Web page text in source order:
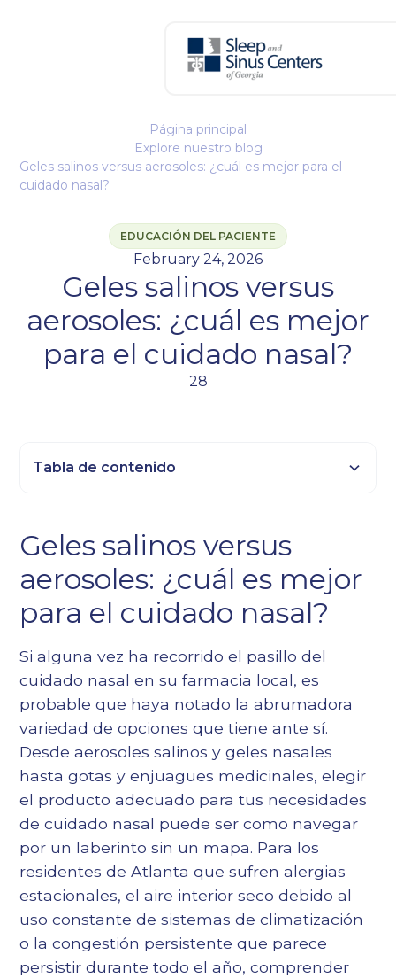
Página principal
Explore nuestro blog
Geles salinos versus aerosoles: ¿cuál es mejor para el
cuidado nasal?
EDUCACIÓN DEL PACIENTE
February 24, 2026
Geles salinos versus
aerosoles: ¿cuál es mejor
para el cuidado nasal?
28
Geles salinos versus
aerosoles: ¿cuál es mejor
para el cuidado nasal?
Si alguna vez ha recorrido el pasillo del
cuidado nasal en su farmacia local, es
probable que haya notado la abrumadora
variedad de opciones que tiene ante sí.
Desde aerosoles salinos y geles nasales
hasta gotas y enjuagues medicinales, elegir
el producto adecuado para tus necesidades
de cuidado nasal puede ser como navegar
por un laberinto sin un mapa. Para los
residentes de Atlanta que sufren alergias
estacionales, el aire interior seco debido al
uso constante de sistemas de climatización
o la congestión persistente que parece
persistir durante todo el año, comprender
Tabla de contenido
Título 3
Epígrafe 4
Epígrafe 5